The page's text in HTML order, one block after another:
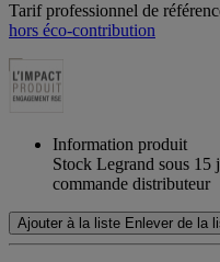
Tarif professionnel de
hors éco-contribution
Information produit
Stock Legrand sous 15
commande distributeur
Ajouter à la liste Enlever de la